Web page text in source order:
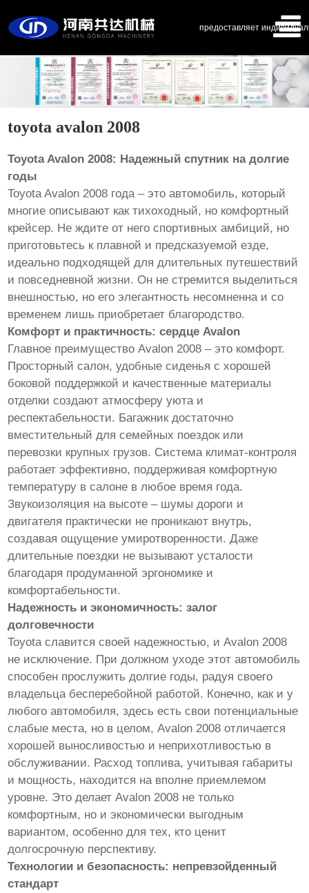
предоставляет
toyota avalon 2008
Toyota Avalon 2008: Надежный спутник на долгие
годы
Toyota Avalon 2008 года – это автомобиль, который
многие описывают как тихоходный, но комфортный
крейсер. Не ждите от него спортивных амбиций, но
приготовьтесь к плавной и предсказуемой езде,
идеально подходящей для длительных путешествий
и повседневной жизни. Он не стремится выделиться
внешностью, но его элегантность несомненна и со
временем лишь приобретает благородство.
Комфорт и практичность: сердце Avalon
Главное преимущество Avalon 2008 – это комфорт.
Просторный салон, удобные сиденья с хорошей
боковой поддержкой и качественные материалы
отделки создают атмосферу уюта и
респектабельности. Багажник достаточно
вместительный для семейных поездок или
перевозки крупных грузов. Система климат-контроля
работает эффективно, поддерживая комфортную
температуру в салоне в любое время года.
Звукоизоляция на высоте – шумы дороги и
двигателя практически не проникают внутрь,
создавая ощущение умиротворенности. Даже
длительные поездки не вызывают усталости
благодаря продуманной эргономике и
комфортабельности.
Надежность и экономичность: залог
долговечности
Toyota славится своей надежностью, и Avalon 2008
не исключение. При должном уходе этот автомобиль
способен прослужить долгие годы, радуя своего
владельца бесперебойной работой. Конечно, как и у
любого автомобиля, здесь есть свои потенциальные
слабые места, но в целом, Avalon 2008 отличается
хорошей выносливостью и неприхотливостью в
обслуживании. Расход топлива, учитывая габариты
и мощность, находится на вполне приемлемом
уровне. Это делает Avalon 2008 не только
комфортным, но и экономически выгодным
вариантом, особенно для тех, кто ценит
долгосрочную перспективу.
Технологии и безопасность: непревзойденный
стандарт